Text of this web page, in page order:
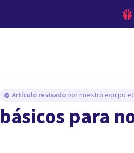
Artículo revisado por nuestro equipo
para